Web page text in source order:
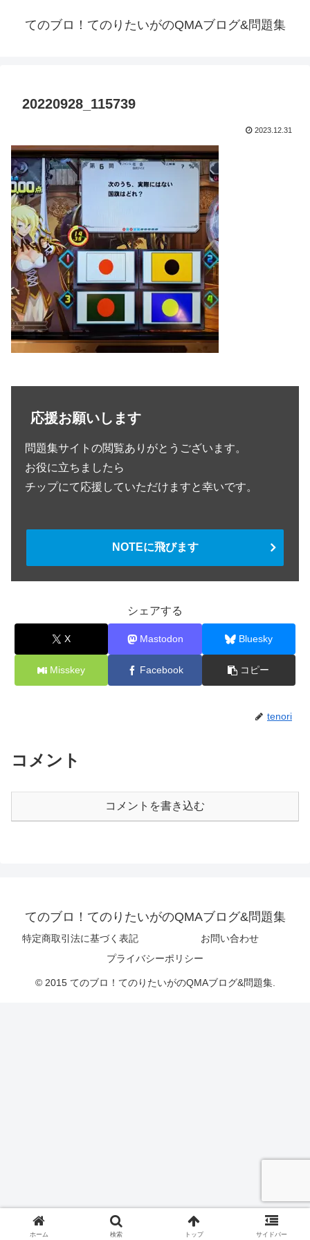
てのブロ！てのりたいがのQMAブログ&問題集
20220928_115739
2023.12.31
応援お願いします
問題集サイトの閲覧ありがとうございます。
お役に立ちましたら
チップにて応援していただけますと幸いです。
NOTEに飛びます
シェアする
X Mastodon Bluesky
Misskey Facebook コピー
tenori
コメント
コメントを書き込む
てのブロ！てのりたいがのQMAブログ&問題集
特定商取引法に基づく表記
お問い合わせ
プライバシーポリシー
© 2015 てのブロ！てのりたいがのQMAブログ&問題集.
ホーム 検索 トップ サイドバー